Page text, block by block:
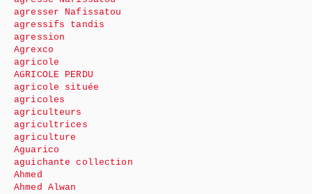
agresser Nafissatou
agressifs tandis
agression
Agrexco
agricole
AGRICOLE PERDU
agricole située
agricoles
agriculteurs
agricultrices
agriculture
Aguarico
aguichante collection
Ahmed
Ahmed Alwan